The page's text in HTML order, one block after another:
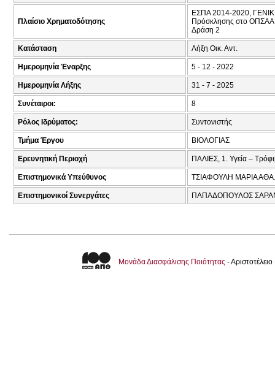
Πλαίσιο Χρηματοδότησης
ΕΣΠΑ 2014-2020,
Πρόσκλησης στο
Δράση 2
Κατάσταση Λήξη Οικ. Αντ.
Ημερομηνία Έναρξης 5 - 12 - 2022
Ημερομηνία Λήξης 31 - 7 - 2025
Συνέταιροι: 8
Ρόλος Ιδρύματος: Συντονιστής
Τμήμα Έργου ΒΙΟΛΟΓΙΑΣ
Ερευνητική Περιοχή ΠΑΛΙΕΣ, 1. Υγεία –
Επιστημονικά Υπεύθυνος ΤΣΙΑΦΟΥΛΗ ΜΑΡΙΑ ΑΘΑ.
Επιστημονικοί Συνεργάτες ΠΑΠΑΔΟΠΟΥΛΟΣ
Μονάδα Διασφάλισης Ποιότητας -